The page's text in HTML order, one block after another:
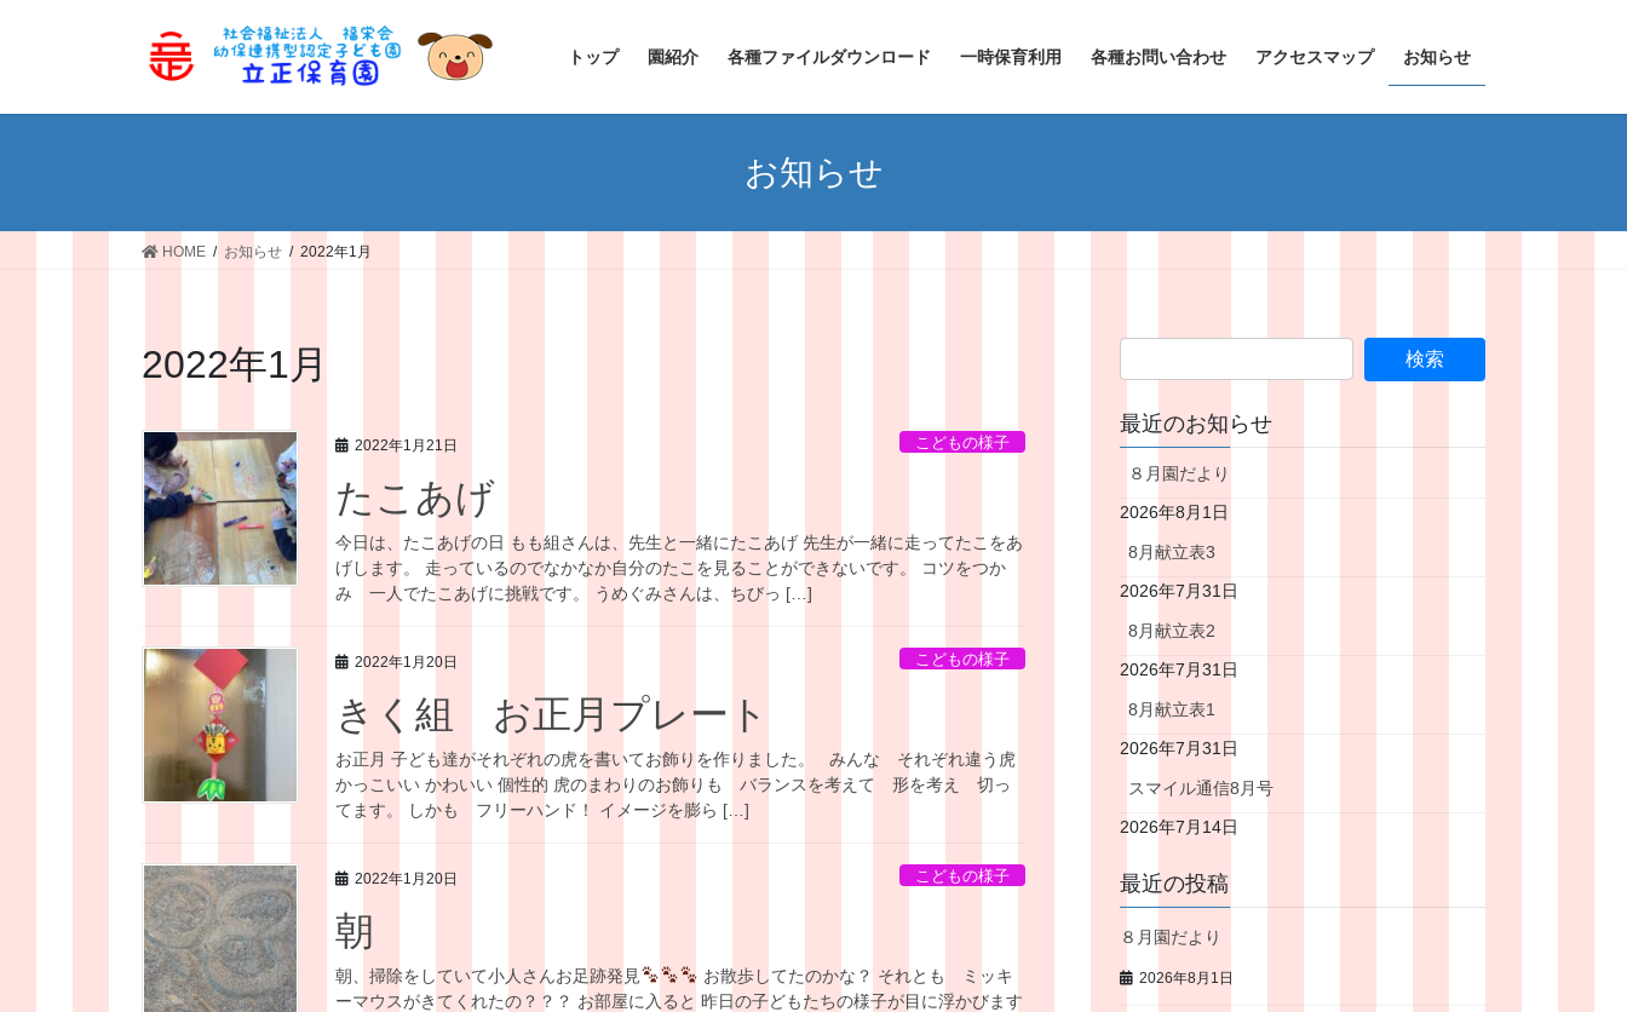
トップ 園紹介 各種ファイルダウンロード 一時保育利用 各種お問い合わせ アクセスマップ お知らせ
お知らせ
HOME お知らせ 2022年1月
2022年1月
2022年1月21日 こどもの様子
たこあげ
今日は、たこあげの日 もも組さんは、先生と一緒にたこあげ 先生が一緒に走ってたこをあ
げします。 走っているのでなかなか自分のたこを見ることができないです。 コツをつか
み 一人でたこあげに挑戦です。 うめぐみさんは、ちびっ […]
2022年1月20日 こどもの様子
きく組 お正月プレート
お正月 子ども達がそれぞれの虎を書いてお飾りを作りました。 みんな それぞれ違う虎
かっこいい かわいい 個性的 虎のまわりのお飾りも バランスを考えて 形を考え 切っ
てます。 しかも フリーハンド！ イメージを膨ら […]
2022年1月20日 こどもの様子
朝
朝、掃除をしていて小人さんお足跡発見
お散歩してたのかな？ それとも ミッキ
ーマウスがきてくれたの？？？ お部屋に入ると 昨日の子どもたちの様子が目に浮かびます
最近のお知らせ
８月園だより
2026年8月1日
8月献立表3
2026年7月31日
8月献立表2
2026年7月31日
8月献立表1
2026年7月31日
スマイル通信8月号
2026年7月14日
最近の投稿
８月園だより
2026年8月1日